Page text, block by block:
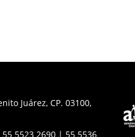
Juárez, CP. 03100,
5523 2690 | 55 5536